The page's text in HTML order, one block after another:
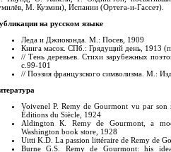
М. Кузмин), Испании (Ортега-и-Гассет).
на русском языке
Леда и Джиоконда. М.: Посев, 1909
Книга масок. СПб.: Грядущий день, 1913
// Тень деревьев. Стихи зарубежных
с.99-101
// Поэзия французского символизма. М.:
Voivenel P. Remy de Gourmont vu par son
Éditions du Siècle, 1924
Aldington К. Remy de Gourmont, a
Washington book store, 1928
Uitti K.D. La passion littéraire de Remy de
Burne G.S. Remy de Gourmont: his